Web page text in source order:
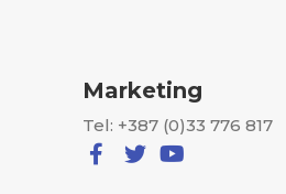
Marketing
Tel: +387 (0)33 776 817